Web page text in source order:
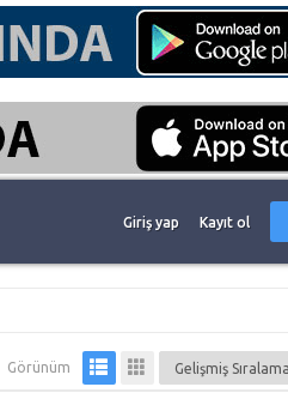
Giriş yap Kayıt ol
Görünüm